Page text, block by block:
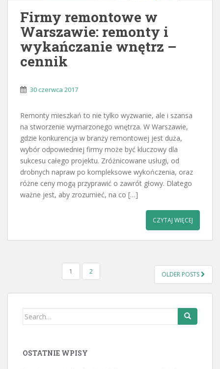
Firmy remontowe w
Warszawie: remonty i
wykańczanie wnętrz –
cennik
30 czerwca 2017
Remonty mieszkań to nie tylko wyzwanie, ale i szansa
na stworzenie wymarzonego wnętrza. W Warszawie,
gdzie konkurencja w branży remontowej jest duża,
wybór odpowiedniej firmy może być kluczowy dla
sukcesu całego projektu. Zróżnicowane usługi, od
drobnych napraw po kompleksowe wykończenia, oraz
różne ceny mogą przyprawić o zawrót głowy. Dlatego
ważne jest, aby zrozumieć, na co […]
CZYTAJ WIĘCEJ
STRONICOWANIE
1 2 OLDER POSTS
Search
OSTATNIE WPISY